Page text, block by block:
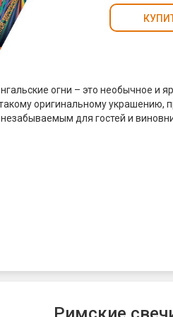
огни – это необычное и
оригинальному украшению,
незабываемым для гостей и